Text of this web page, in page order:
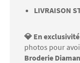
LIVRAISON
💎 En
photos pour
Broderie